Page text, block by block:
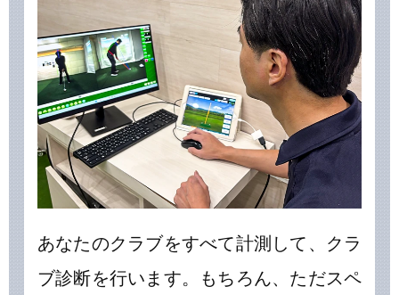
あなたのクラブをすべて計測して、クラ
ブ診断を行います。もちろん、ただスペ